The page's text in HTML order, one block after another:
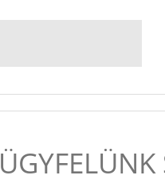
ÜGYFELÜNK